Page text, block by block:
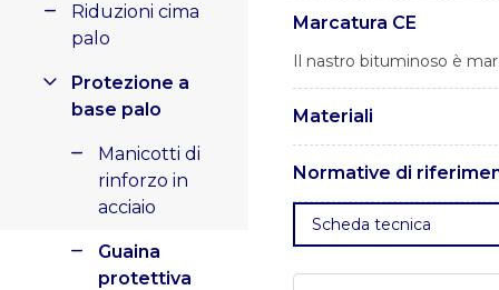
Riduzioni cima
palo
Protezione a
base palo
Manicotti di
rinforzo in
acciaio
Guaina
protettiva
Marcatura CE
Il nastro bituminoso è
Materiali
metallica in alluminio
Normative di
. EN 12311-1: Normativa
impermeabili.
. EN 13501-1:
Scheda tecnica